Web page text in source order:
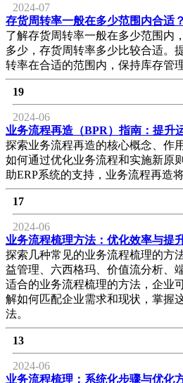
2024-07
存货周转率一般在多少范围内合适？
了解存货周转率一般在多少范围内
多少，存货周转率多少比较合适。
转率在合适的范围内，保持库存管
19
2024-06
业务流程再造（BPR）指南：提升
探索业务流程再造的核心概念、作
如何通过优化业务流程和实施新原
助ERP系统的支持，业务流程再造
17
2024-06
业务流程梳理方法：优化效率与提
探索几种常见的业务流程梳理的方
益管理、六西格玛、价值流分析、
适合的业务流程梳理的方法，企业
解如何匹配企业需求和现状，掌握
法。
13
2024-06
业务流程梳理：系统化步骤与优化